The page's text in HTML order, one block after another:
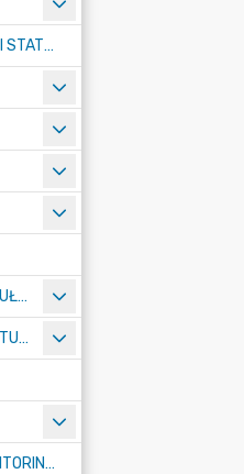
PODSTAWOWA KWOTA DOTACJI I STATYSTYCZNA LICZBA UCZNIÓW
MŁODZIEŻOWA RADA GMINY W PUŁTUSKU
GMINNA RADA SENIORÓW W PUŁTUSKU
WYKAZ MIEJSC OBJĘTYCH MONITORINGIEM